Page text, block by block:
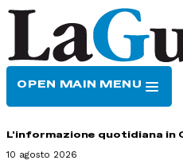
OPEN MAIN MENU
L'informazione quotidiana in
10 agosto 2026